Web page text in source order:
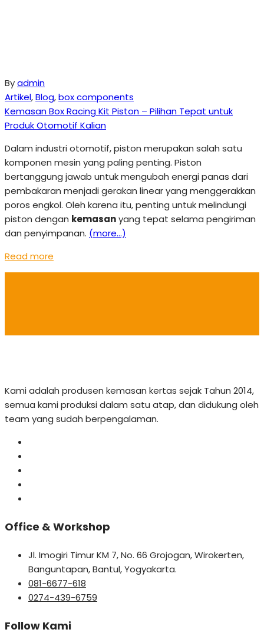
Byadmin
Artikel,Blog,box components
Kemasan Box Racing Kit Piston – Pilihan Tepat untuk
Produk Otomotif Kalian
Dalam industri otomotif, piston merupakan salah satu
komponen mesin yang paling penting. Piston
bertanggung jawab untuk mengubah energi panas dari
pembakaran menjadi gerakan linear yang menggerakkan
poros engkol. Oleh karena itu, penting untuk melindungi
piston dengan kemasanyang tepat selama pengiriman
dan penyimpanan. (more…)
Read more
Kami adalah produsen kemasan kertas sejak Tahun 2014,
semua kami produksi dalam satu atap, dan didukung oleh
team yang sudah berpengalaman.
Office & Workshop
Jl. Imogiri Timur KM 7, No. 66 Grojogan, Wirokerten,
Banguntapan, Bantul, Yogyakarta.
081-6677-618
0274-439-6759
Follow Kami